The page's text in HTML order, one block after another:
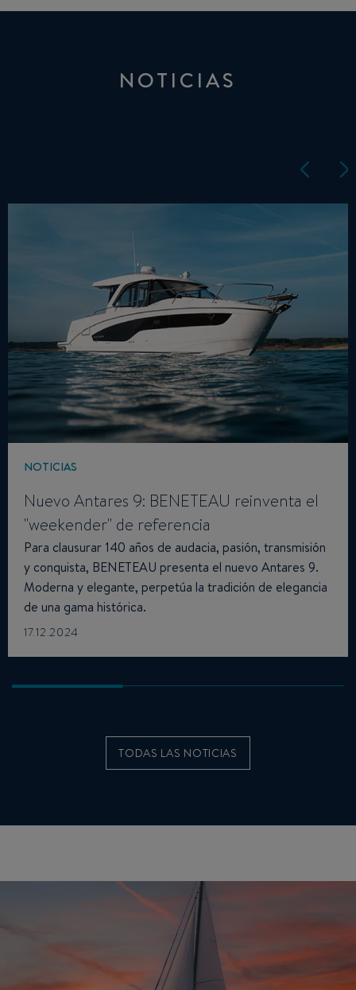
NOTICIAS
NOTICIAS
Nuevo Antares 9: BENETEAU reinventa el
"weekender" de referencia
Para clausurar 140 años de audacia, pasión, transmisión
y conquista, BENETEAU presenta el nuevo Antares 9.
Moderna y elegante, perpetúa la tradición de elegancia
de una gama histórica.
17.12.2024
TODAS LAS NOTICIAS